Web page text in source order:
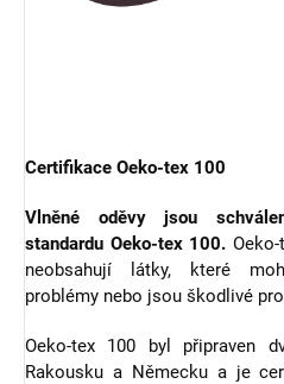
Certifikace Oeko-tex 100
Vlněné oděvy jsou
standardu Oeko-tex 100.
neobsahují látky, které
problémy nebo jsou škodlivé
Oeko-tex 100 byl připraven
Rakousku a Německu a je